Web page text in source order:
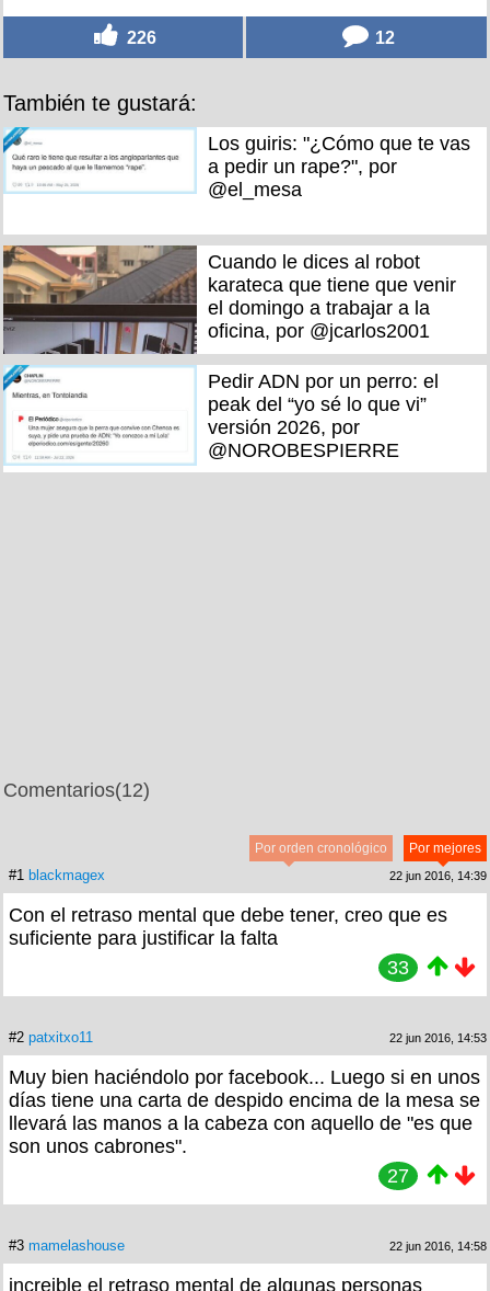
226 12
También te gustará:
Los guiris: "¿Cómo que te vas
a pedir un rape?", por
@el_mesa
Cuando le dices al robot
karateca que tiene que venir
el domingo a trabajar a la
oficina, por @jcarlos2001
Pedir ADN por un perro: el
peak del “yo sé lo que vi”
versión 2026, por
@NOROBESPIERRE
Comentarios(12)
Por mejores
Por orden cronológico
#1 blackmagex 22 jun 2016, 14:39
Con el retraso mental que debe tener, creo que es
suficiente para justificar la falta
33
#2 patxitxo11 22 jun 2016, 14:53
Muy bien haciéndolo por facebook... Luego si en unos
días tiene una carta de despido encima de la mesa se
llevará las manos a la cabeza con aquello de "es que
son unos cabrones".
27
#3 mamelashouse 22 jun 2016, 14:58
increible el retraso mental de algunas personas